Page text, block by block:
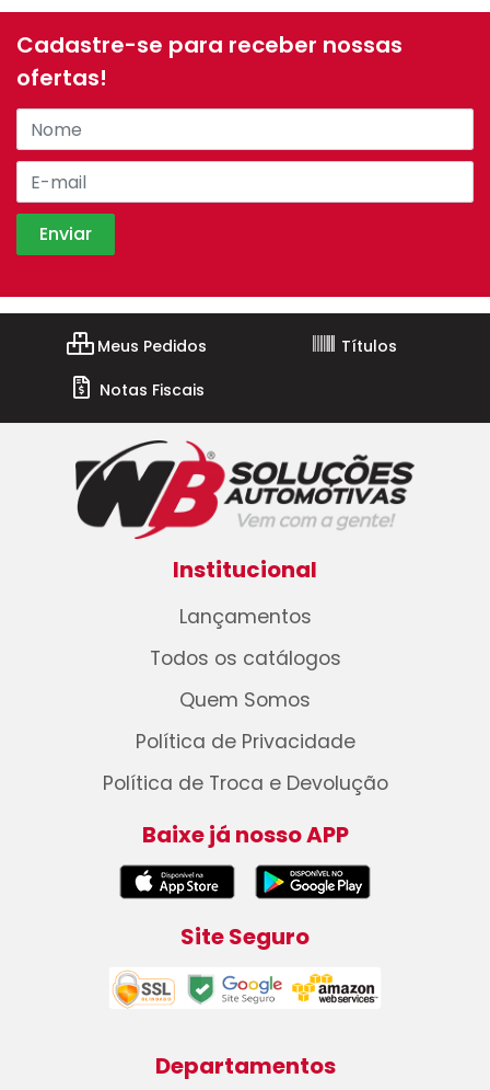
Cadastre-se para receber nossas
ofertas!
Meus Pedidos
Títulos
Notas Fiscais
Institucional
Lançamentos
Todos os catálogos
Quem Somos
Política de Privacidade
Política de Troca e Devolução
Baixe já nosso APP
Site Seguro
Departamentos